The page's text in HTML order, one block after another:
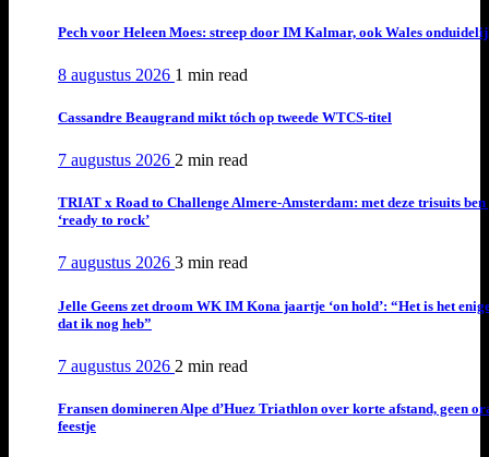
Pech voor Heleen Moes: streep door IM Kalmar, ook Wales
8 augustus 2026 1 min read
Cassandre Beaugrand mikt tóch op tweede WTCS-titel
7 augustus 2026 2 min read
TRIAT x Road to Challenge Almere-Amsterdam: met deze trisuits ben
‘ready to rock’
7 augustus 2026 3 min read
Jelle Geens zet droom WK IM Kona jaartje ‘on hold’: “Het is het
dat ik nog heb”
7 augustus 2026 2 min read
Fransen domineren Alpe d’Huez Triathlon over korte afstand, geen
feestje